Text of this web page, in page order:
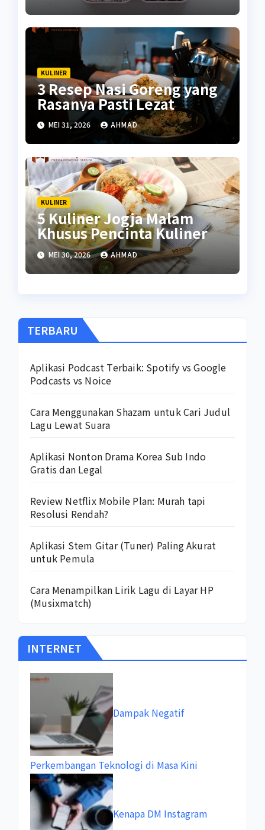
KULINER
3 Resep Nasi Goreng yang
Rasanya Pasti Lezat
MEI 31, 2026 AHMAD
KULINER
5 Kuliner Jogja Malam
Khusus Pencinta Kuliner
MEI 30, 2026 AHMAD
TERBARU
Aplikasi Podcast Terbaik: Spotify vs Google
Podcasts vs Noice
Cara Menggunakan Shazam untuk Cari Judul
Lagu Lewat Suara
Aplikasi Nonton Drama Korea Sub Indo
Gratis dan Legal
Review Netflix Mobile Plan: Murah tapi
Resolusi Rendah?
Aplikasi Stem Gitar (Tuner) Paling Akurat
untuk Pemula
Cara Menampilkan Lirik Lagu di Layar HP
(Musixmatch)
INTERNET
Dampak Negatif
Perkembangan Teknologi di Masa Kini
Kenapa DM Instagram